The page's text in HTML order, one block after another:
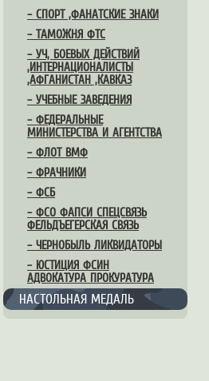
– СПОРТ ,ФАНАТСКИЕ ЗНАКИ
– ТАМОЖНЯ ФТС
– УЧ, БОЕВЫХ ДЕЙСТВИЙ
,ИНТЕРНАЦИОНАЛИСТЫ
,АФГАНИСТАН ,КАВКАЗ
– УЧЕБНЫЕ ЗАВЕДЕНИЯ
– ФЕДЕРАЛЬНЫЕ
МИНИСТЕРСТВА И АГЕНТСТВА
– ФЛОТ ВМФ
– ФРАЧНИКИ
– ФСБ
– ФСО ФАПСИ СПЕЦСВЯЗЬ
ФЕЛЬДЪЕГЕРСКАЯ СВЯЗЬ
– ЧЕРНОБЫЛЬ ЛИКВИДАТОРЫ
– ЮСТИЦИЯ ФСИН
АДВОКАТУРА ПРОКУРАТУРА
НАСТОЛЬНАЯ МЕДАЛЬ